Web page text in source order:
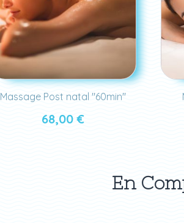
Massage Post natal "60min"
68,00€
En